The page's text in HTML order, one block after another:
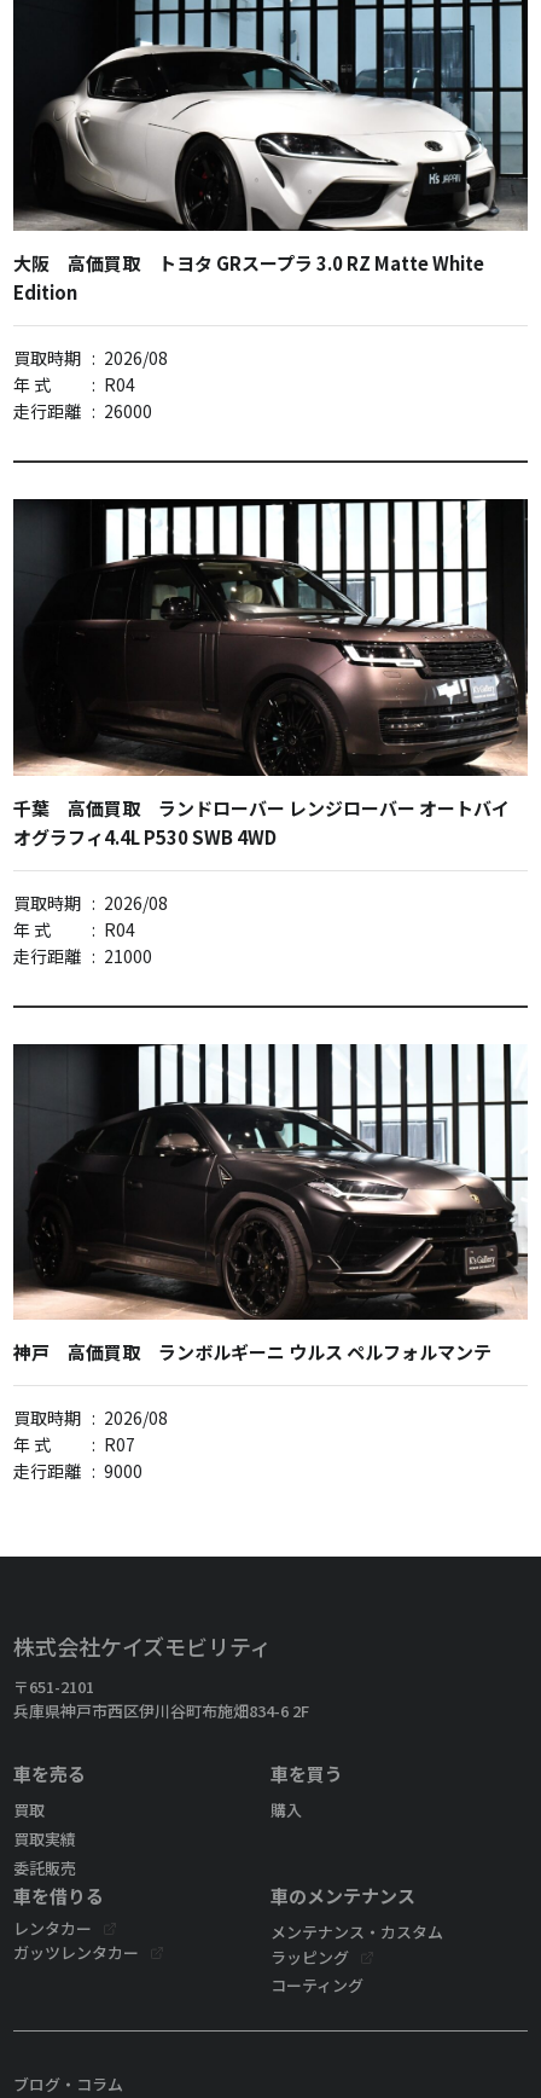
大阪 高価買取 トヨタ GRスープラ 3.0 RZ Matte White
Edition
買取時期 : 2026/08
年 式
: R04
走行距離 : 26000
千葉 高価買取 ランドローバー レンジローバー オートバイ
オグラフィ4.4L P530 SWB 4WD
買取時期 : 2026/08
年 式
: R04
走行距離 : 21000
神戸 高価買取 ランボルギーニ ウルス ペルフォルマンテ
買取時期 : 2026/08
年 式
: R07
走行距離 : 9000
株式会社ケイズモビリティ
〒651-2101
兵庫県神戸市西区伊川谷町布施畑834-6 2F
車を売る
買取
買取実績
委託販売
車を買う
購入
車を借りる
レンタカー
ガッツレンタカー
車のメンテナンス
メンテナンス・カスタム
ラッピング
コーティング
ブログ・コラム